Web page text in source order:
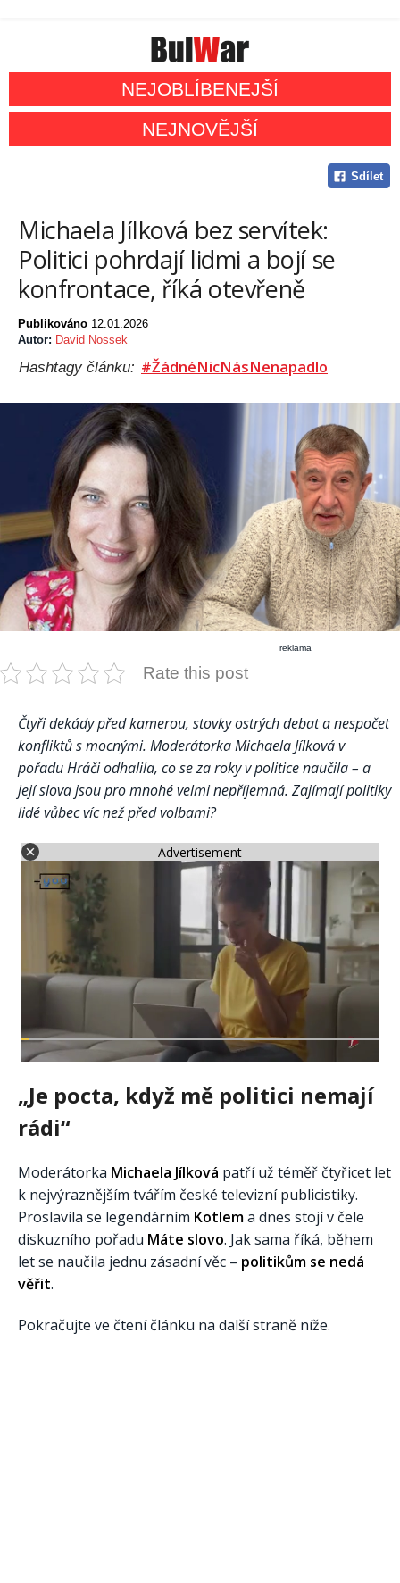
NEJOBLÍBENEJŠÍ
NEJNOVĚJŠÍ
Sdílet
Michaela Jílková bez servítek:
Politici pohrdají lidmi a bojí se
konfrontace, říká otevřeně
Publikováno 12.01.2026
Autor: David Nossek
Hashtagy článku: #ŽádnéNicNásNenapadlo
reklama
Rate this post
Čtyři dekády před kamerou, stovky ostrých debat a nespočet
konfliktů s mocnými. Moderátorka Michaela Jílková v
pořadu Hráči odhalila, co se za roky v politice naučila – a
její slova jsou pro mnohé velmi nepříjemná. Zajímají politiky
lidé vůbec víc než před volbami?
Advertisement
„Je pocta, když mě politici nemají
rádi“
Moderátorka Michaela Jílková patří už téměř čtyřicet let
k nejvýraznějším tvářím české televizní publicistiky.
Proslavila se legendárním Kotlema dnes stojí v čele
diskuzního pořadu Máte slovo. Jak sama říká, během
let se naučila jednu zásadní věc – politikům se nedá
věřit.
Pokračujte ve čtení článku na další straně níže.